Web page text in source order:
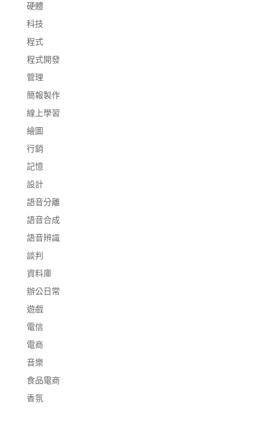
硬體
科技
程式
程式開發
管理
簡報製作
線上學習
繪圖
行銷
記憶
設計
語音分離
語音合成
語音辨識
談判
資料庫
辦公日常
遊戲
電信
電商
音樂
食品電商
香氛